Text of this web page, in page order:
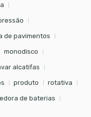
de pavimentos
monodisco
alcatifas
produto rotativa
de baterias